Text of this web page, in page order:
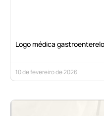
Logo médica
10 de fevereiro de 2026